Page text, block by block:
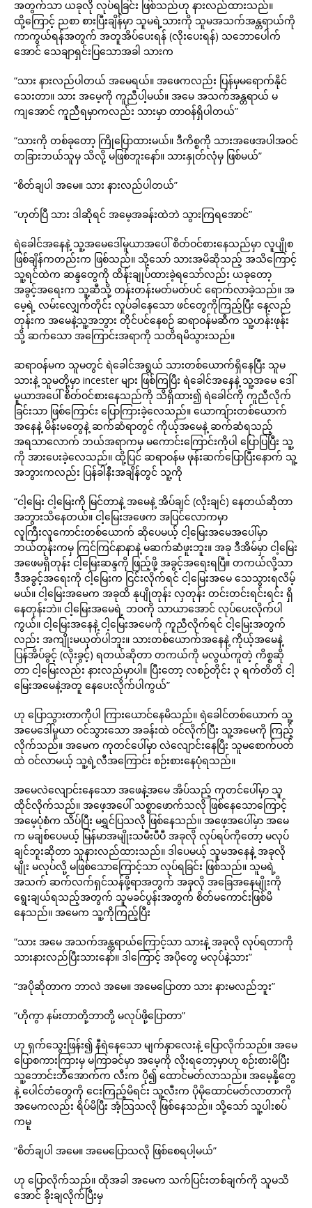
အတွက်သာ ယခုလို လုပ်ရခြင်း ဖြစ်သည်ဟု နားလည်ထားသည်။
ထို့ကြောင့် ညစာ စားပြီးချိန်မှာ သူမရဲ့သားကို သူမအသက်အန္တရာယ်ကို
ကာကွယ်ရန်အတွက် အတူအိပ်ပေးရန် (လိုးပေးရန်) သဘောပေါက်
အောင် သေချာရှင်းပြသောအခါ သားက
“သား နားလည်ပါတယ် အမေရယ်။ အဖေကလည်း ပြန်မှမရောက်နိုင်
သေးတာ။ သား အမေ့ကို ကူညီပါ့မယ်။ အမေ အသက်အန္တရာယ် မ
ကျအောင် ကူညီရမှာကလည်း သားမှာ တာဝန်ရှိပါတယ်”
“သားကို တစ်ခုတော့ ကြိုပြောထားမယ်။ ဒီကိစ္စကို သားအဖေအပါအဝင်
တခြားဘယ်သူမှ သိလို့ မဖြစ်ဘူးနော်။ သားနှုတ်လုံမှ ဖြစ်မယ်”
“စိတ်ချပါ အမေ။ သား နားလည်ပါတယ်”
“ဟုတ်ပြီ သား ဒါဆိုရင် အမေ့အခန်းထဲဘဲ သွားကြရအောင်”
ရဲခေါင်အနေနဲ့ သူ့အမေဒေါ်မူယာအပေါ် စိတ်ဝင်စားနေသည်မှာ လူပျိုစ
ဖြစ်ချိန်ကတည်းက ဖြစ်သည်။ သို့သော် သားအမိဆိုသည့် အသိကြောင့်
သူ့ရင်ထဲက ဆန္ဒတွေကို ထိန်းချုပ်ထားခဲ့ရသော်လည်း ယခုတော့
အခွင့်အရေးက သူ့ဆီသို့ တန်းတန်းမတ်မတ်ပင် ရောက်လာခဲ့သည်။ အ
မေ့ရဲ့ လမ်းလျှေက်တိုင်း လှုပ်ခါနေသော ဖင်တွေကိုကြည့်ပြီး နေ့လည်
တုန်းက အမေနဲ့သူ့အဘွား တိုင်ပင်နေစဉ် ဆရာဝန်မဆီက သူ့ဟန်းဖုန်း
သို့ ဆက်သော အကြောင်းအရာကို သတိရမိသွားသည်။
ဆရာဝန်မက သူမတွင် ရဲခေါင်အရွယ် သားတစ်ယောက်ရှိနေပြီး သူမ
သားနဲ့ သူမတို့မှာ incester များ ဖြစ်ကြပြီး ရဲခေါင်အနေနဲ့ သူ့အမေ ဒေါ်
မူယာအပေါ် စိတ်ဝင်စားနေသည်ကို သိရှိထား၍ ရဲခေါင်ကို ကူညီလိုက်
ခြင်းသာ ဖြစ်ကြောင်း ပြောကြားခဲ့လေသည်။ ယောကျ်ားတစ်ယောက်
အနေနဲ့ မိန်းမတွေနဲ့ ဆက်ဆံရာတွင် ကိုယ့်အမေနဲ့ ဆက်ဆံရသည့်
အရသာလောက် ဘယ်အရာကမှ မကောင်းကြောင်းကိုပါ ပြောပြပြီး သူ့
ကို အားပေးခဲ့လေသည်။ ထို့ပြင် ဆရာဝန်မ ဖုန်းဆက်ပြောပြီးနောက် သူ့
အဘွားကလည်း ပြန်ခါနီးအချိန်တွင် သူ့ကို
“ငါ့မြေး ငါ့မြေးကို မြင်တာနဲ့ အမေနဲ့ အိပ်ချင် (လိုးချင်) နေတယ်ဆိုတာ
အဘွားသိနေတယ်။ ငါ့မြေးအဖေက အပြင်လောကမှာ
လူကြီးလူကောင်းတစ်ယောက် ဆိုပေမယ့် ငါ့မြေးအမေအပေါ်မှာ
ဘယ်တုန်းကမှ ကြင်ကြင်နာနာနဲ့ မဆက်ဆံဖူးဘူး။ အခု ဒီအိမ်မှာ ငါ့မြေး
အဖေမရှိတုန်း ငါ့မြေးဆန္ဒကို ဖြည့်ဖို့ အခွင့်အရေးရပြီ။ တကယ်လို့သာ
ဒီအခွင့်အရေးကို ငါ့မြေးက ငြင်းလိုက်ရင် ငါ့မြေးအမေ သေသွားရလိမ့်
မယ်။ ငါ့မြေးအမေက အခုထိ နုပျိုတုန်း လှတုန်း တင်းတင်းရင်းရင်း ရှိ
နေတုန်းဘဲ။ ငါ့မြေးအမေရဲ့ ဘဝကို သာယာအောင် လုပ်ပေးလိုက်ပါ
ကွယ်။ ငါ့မြေးအနေနဲ့ ငါ့မြေးအမေကို ကူညီလိုက်ရင် ငါ့မြေးအတွက်
လည်း အကျိုးမယုတ်ပါဘူး။ သားတစ်ယောက်အနေနဲ့ ကိုယ့်အမေနဲ့
ပြန်အိပ်ခွင့် (လိုးခွင့်) ရတယ်ဆိုတာ တကယ်ကို မလွယ်ကူတဲ့ ကိစ္စဆို
တာ ငါ့မြေးလည်း နားလည်မှာပါ။ ပြီးတော့ လစဉ်တိုင်း ၃ ရက်တိတိ ငါ့
မြေးအမေနဲ့အတူ နေပေးလိုက်ပါကွယ်”
ဟု ပြောသွားတာကိုပါ ကြားယောင်နေမိသည်။ ရဲခေါင်တစ်ယောက် သူ့
အမေဒေါ်မူယာ ဝင်သွားသော အခန်းထဲ ဝင်လိုက်ပြီး သူ့အမေကို ကြည့်
လိုက်သည်။ အမေက ကုတင်ပေါ်မှာ လဲလျောင်းနေပြီး သူမစောက်ပတ်
ထဲ ဝင်လာမယ့် သူ့ရဲ့လီအကြောင်း စဉ်းစားနေပုံရသည်။
အမေလဲလျောင်းနေသော အဖေနဲ့အမေ အိပ်သည့် ကုတင်ပေါ်မှာ သူ
ထိုင်လိုက်သည်။ အဖေ့အပေါ် သစ္စာဖောက်သလို ဖြစ်နေသောကြောင့်
အမေ့ပုံစံက သိပ်ပြီး မရွှင်ပြသလို ဖြစ်နေသည်။ အဖေ့အပေါ်မှာ အမေ
က မချစ်ပေမယ့် မြန်မာအမျိုးသမီးပီပီ အခုလို လုပ်ရပ်ကိုတော့ မလုပ်
ချင်ဘူးဆိုတာ သူနားလည်ထားသည်။ ဒါပေမယ့် သူမအနေနဲ့ အခုလို
မျိုး မလုပ်လို့ မဖြစ်သောကြောင့်သာ လုပ်ရခြင်း ဖြစ်သည်။ သူမရဲ့
အသက် ဆက်လက်ရှင်သန်ဖို့ရာအတွက် အခုလို အခြေအနေမျိုးကို
ရွေးချယ်ရသည့်အတွက် သူမခင်ပွန်းအတွက် စိတ်မကောင်းဖြစ်မိ
နေသည်။ အမေက သူ့ကိုကြည့်ပြီး
“သား အမေ အသက်အန္တရာယ်ကြောင့်သာ သားနဲ့ အခုလို လုပ်ရတာကို
သားနားလည်ပြီးသားနော်။ ဒါကြောင့် အပိုတွေ မလုပ်နဲ့သား”
“အပိုဆိုတာက ဘာလဲ အမေ။ အမေပြောတာ သား နားမလည်ဘူး”
“ဟိုကွာ နမ်းတာတို့ဘာတို့ မလုပ်ဖို့ပြောတာ”
ဟု ရှက်သွေးဖြန်း၍ နီရဲနေသော မျက်နှာလေးနဲ့ ပြောလိုက်သည်။ အမေ
ပြောစကားကြားမှ မကြာခင်မှာ အမေ့ကို လိုးရတော့မှာဟု စဉ်းစားမိပြီး
သူ့ဘောင်းဘီအောက်က လီးက ပို၍ ထောင်မတ်လာသည်။ အမေ့နို့တွေ
နဲ့ ပေါင်တံတွေကို ငေးကြည့်မိရင်း သူ့လီးက ပိုမိုထောင်မတ်လာတာကို
အမေကလည်း ရိပ်မိပြီး အံ့သြသလို ဖြစ်နေသည်။ သို့သော် သူ့ပါးစပ်
ကမူ
“စိတ်ချပါ အမေ။ အမေပြောသလို ဖြစ်စေရပါ့မယ်”
ဟု ပြောလိုက်သည်။ ထိုအခါ အမေက သက်ပြင်းတစ်ချက်ကို သူမသိ
အောင် ခိုးချလိုက်ပြီးမှ